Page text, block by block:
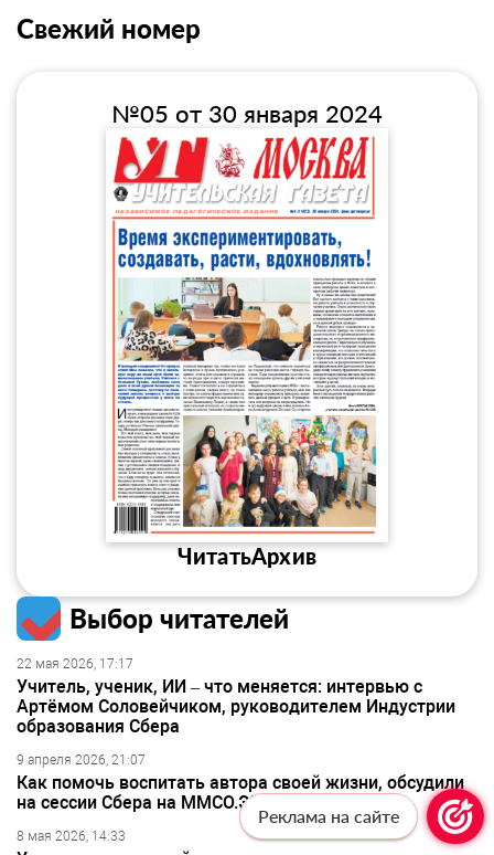
Свежий номер
№05 от 30 января 2024
ЧитатьАрхив
Выбор читателей
22 мая 2026, 17:17
Учитель, ученик, ИИ – что меняется: интервью с
Артёмом Соловейчиком, руководителем Индустрии
образования Сбера
9 апреля 2026, 21:07
Как помочь воспитать автора своей жизни, обсудили
на сессии Сбера на ММСО.ЭКСПО-2026
8 мая 2026, 14:33
Реклама на сайте